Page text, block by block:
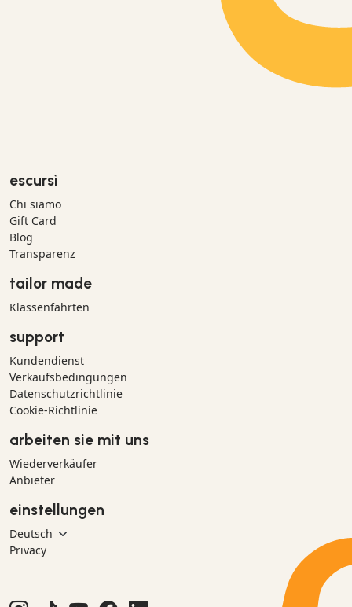
escursì
Chi siamo
Gift Card
Blog
Transparenz
tailor made
Klassenfahrten
support
Kundendienst
Verkaufsbedingungen
Datenschutzrichtlinie
Cookie-Richtlinie
arbeiten sie mit uns
Wiederverkäufer
Anbieter
einstellungen
Privacy